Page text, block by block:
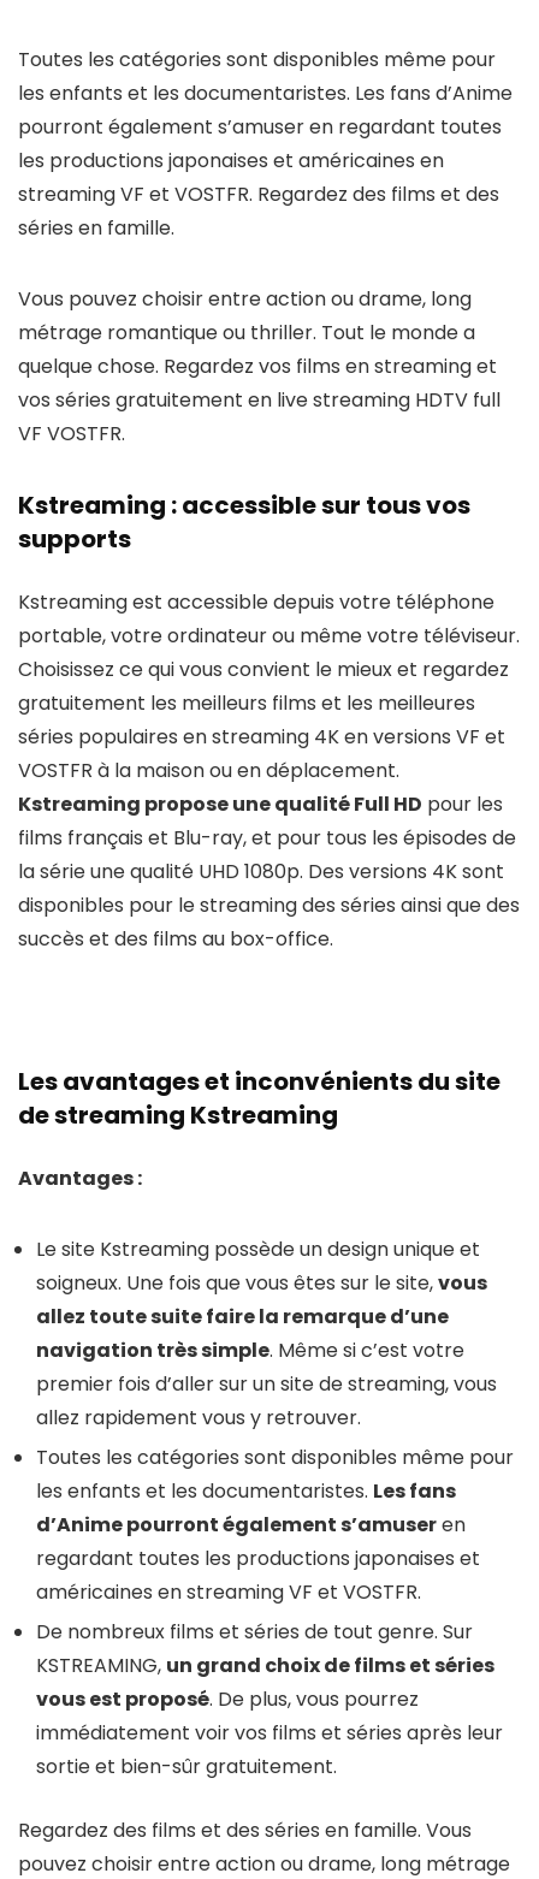
Toutes les catégories sont disponibles même pour
les enfants et les documentaristes. Les fans d’Anime
pourront également s’amuser en regardant toutes
les productions japonaises et américaines en
streaming VF et VOSTFR. Regardez des films et des
séries en famille.
Vous pouvez choisir entre action ou drame, long
métrage romantique ou thriller. Tout le monde a
quelque chose. Regardez vos films en streaming et
vos séries gratuitement en live streaming HDTV full
VF VOSTFR.
Kstreaming : accessible sur tous vos
supports
Kstreaming est accessible depuis votre téléphone
portable, votre ordinateur ou même votre téléviseur.
Choisissez ce qui vous convient le mieux et regardez
gratuitement les meilleurs films et les meilleures
séries populaires en streaming 4K en versions VF et
VOSTFR à la maison ou en déplacement.
Kstreaming propose une qualité Full HD pour les
films français et Blu-ray, et pour tous les épisodes de
la série une qualité UHD 1080p. Des versions 4K sont
disponibles pour le streaming des séries ainsi que des
succès et des films au box-office.
Les avantages et inconvénients du site
de streaming Kstreaming
Avantages :
Le site Kstreaming possède un design unique et
soigneux. Une fois que vous êtes sur le site,vous
allez toute suite faire la remarque d’une
navigation très simple. Même si c’est votre
premier fois d’aller sur un site de streaming, vous
allez rapidement vous y retrouver.
Toutes les catégories sont disponibles même pour
les enfants et les documentaristes. Les fans
d’Anime pourront également s’amuseren
regardant toutes les productions japonaises et
américaines en streaming VF et VOSTFR.
De nombreux films et séries de tout genre. Sur
KSTREAMING, un grand choix de films et séries
vous est proposé. De plus, vous pourrez
immédiatement voir vos films et séries après leur
sortie et bien-sûr gratuitement.
Regardez des films et des séries en famille. Vous
pouvez choisir entre action ou drame, long métrage